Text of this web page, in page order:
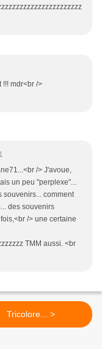
!!! mdr<br />
/> J'avoue,
un peu "perplexe"...
souvenirs... comment
des souvenirs
/> une certaine
TMM aussi. <br
Tricolore... >